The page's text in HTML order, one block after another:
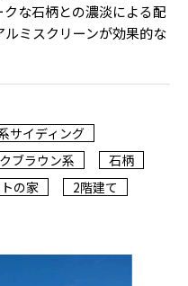
な石柄との濃淡による配
ミスクリーンが効果的な
サイディング
ブラウン系
石柄
の家
2階建て